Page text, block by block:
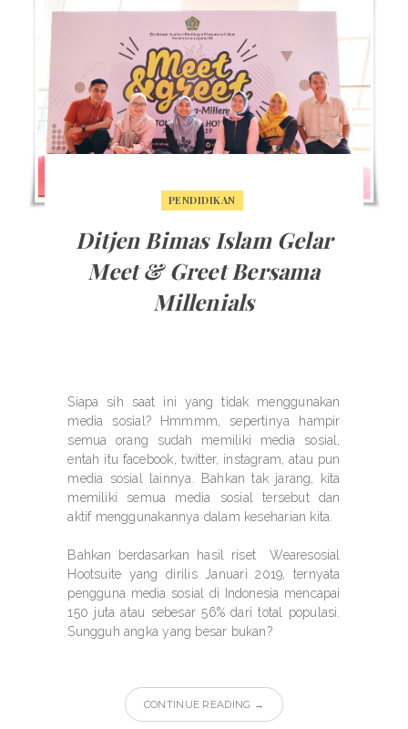
PENDIDIKAN
Ditjen Bimas Islam Gelar
Meet & Greet Bersama
Millenials
Siapa sih saat ini yang tidak menggunakan
media sosial? Hmmmm, sepertinya hampir
semua orang sudah memiliki media sosial,
entah itu facebook, twitter, instagram, atau pun
media sosial lainnya. Bahkan tak jarang, kita
memiliki semua media sosial tersebut dan
aktif menggunakannya dalam keseharian kita.
Bahkan berdasarkan hasil riset
Wearesosial
Hootsuite yang dirilis Januari 2019, ternyata
pengguna media sosial di Indonesia mencapai
150 juta atau sebesar 56% dari total populasi.
Sungguh angka yang besar bukan?
CONTINUE READING →